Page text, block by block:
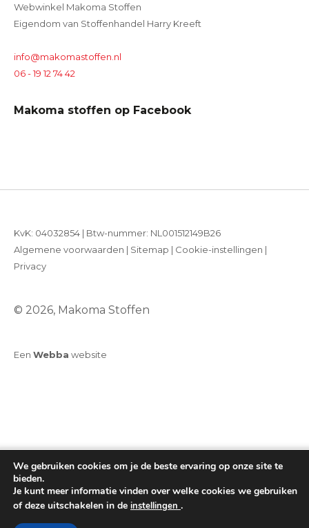
Webwinkel Makoma Stoffen
Eigendom van Stoffenhandel Harry Kreeft
info@makomastoffen.nl
06 - 19 12 74 42
Makoma stoffen op Facebook
© 2026, Makoma Stoffen
KvK: 04032854 | Btw-nummer: NL001512149B26
Algemene voorwaarden | Sitemap | Cookie-instellingen |
Privacy
Een Webba website
We gebruiken cookies om je de beste ervaring op onze site te
bieden.
Je kunt meer informatie vinden over welke cookies we gebruiken
of deze uitschakelen in de instellingen .